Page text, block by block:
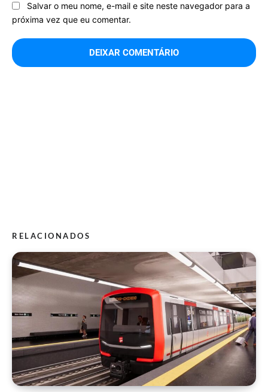
Salvar o meu nome, e-mail e site neste navegador para a
próxima vez que eu comentar.
RELACIONADOS